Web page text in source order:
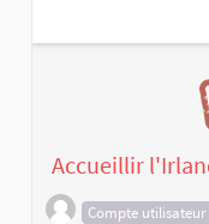
Accueillir
Compte